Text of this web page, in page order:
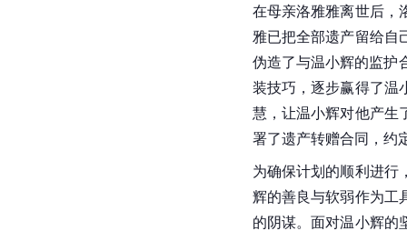
在母亲洛雅雅离世后，
雅已把全部遗产留给自
伪造了与温小辉的监护
装技巧，逐步赢得了温
慧，让温小辉对他产生
署了遗产转赠合同，约
为确保计划的顺利进行
辉的善良与软弱作为工
的阴谋。面对温小辉的